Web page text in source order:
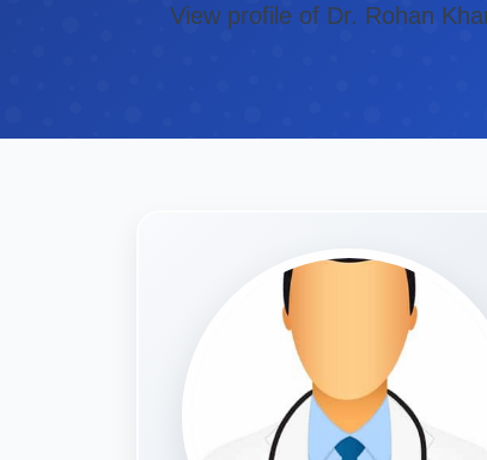
View profile of Dr. Rohan